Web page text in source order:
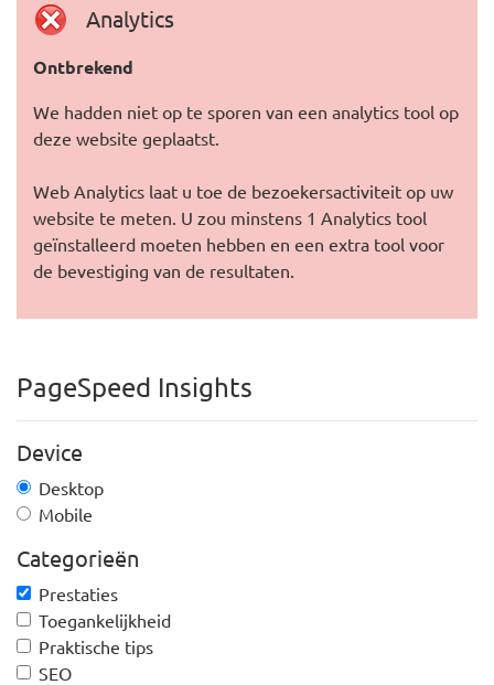
Analytics
Ontbrekend
We hadden niet op te sporen van een analytics tool op
deze website geplaatst.
Web Analytics laat u toe de bezoekersactiviteit op uw
website te meten. U zou minstens 1 Analytics tool
geïnstalleerd moeten hebben en een extra tool voor
de bevestiging van de resultaten.
PageSpeed Insights
Device
Desktop
Mobile
Categorieën
Prestaties
Toegankelijkheid
Praktische tips
SEO